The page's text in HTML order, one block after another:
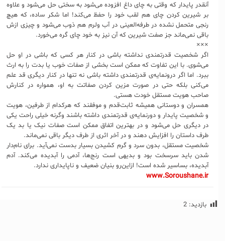
آنقدر پایدار که وقتی به چای داغ افزوده می‌شود به سختی حل می‌شود و علاوه
بر شیرین کردن چای هم لقب خود را حفظ می‌کند! اما شکر ساده، که هیچ
رنجی متحمل نشده در طرفه‌العینی در آب ولرم هم ذوب می‌شود و چیزی ازش
باقی نمی‌ماند جز صفت شیرین که آن نیز به خود چای گره می‌خورد.
×××
اگر شخصیت قدرتمندی نداشته باشی در کنار هر کسی که باشی در او حل
می‌شوی. با این تفاوت که ممکن است بخشی از صفات خوب یا بدت را به ارث
ببرد. اما اگر درونمایه‌ی قدرتمندی داشته باشی نه تنها در کنار دیگری قد علم
می‌کنی بلکه حتی در صورت مزین کردن صفاتت به او، همواره در کنارش
صاحب هویت مستقل خودت هستی.
همسران و دوستانی همیشه ثابت‌قدم و موفقند که هرکدام از طرفین، هویت
و شخصیت پایدار و دورنمایه‌ی قدرتمندی داشته باشند وگرنه خیلی راحت یکی
در دیگری حل می‌شود و در بهترین اتفاق ممکن است صفات نیک یا بد یک
طرف داستان را افزایش دهند و در آخر اثری از طرف دیگر باقی نمی‌ماند.
شخصیت مستقل، بدون سرد و گرم کشیدن بسیار بدست نمی‌آید. برای نام‌دار
شدن باید سرسخت بود و بدیهی است رنج‌ها، آدمی را آبدیده می‌کند. آدم
آبدیده، بساسیر شده است! ازاین‌رو بنیان ضعیف و ناپایداری ندارد.
www.Soroushane.ir
بازدید: 2